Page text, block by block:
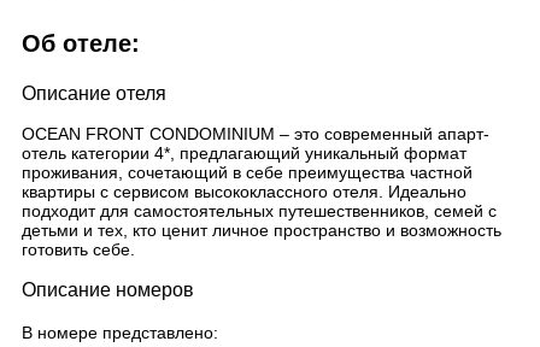
Об отеле:
Описание отеля
OCEAN FRONT CONDOMINIUM – это современный апарт-
отель категории 4*, предлагающий уникальный формат
проживания, сочетающий в себе преимущества частной
квартиры с сервисом высококлассного отеля. Идеально
подходит для самостоятельных путешественников, семей с
детьми и тех, кто ценит личное пространство и возможность
готовить себе.
Описание номеров
В номере представлено: